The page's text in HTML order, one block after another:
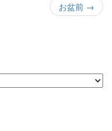
お盆前 →